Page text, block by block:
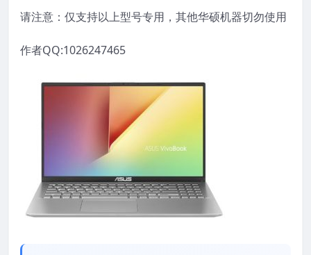
请注意：仅支持以上型号专用，其他华硕机器切勿使用
作者QQ:1026247465